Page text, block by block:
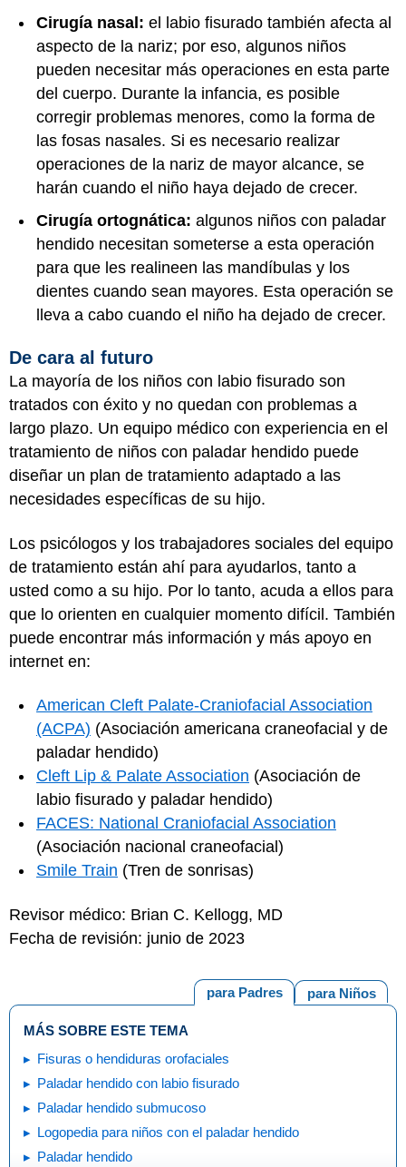
Cirugía nasal: el labio fisurado también afecta al
aspecto de la nariz; por eso, algunos niños
pueden necesitar más operaciones en esta parte
del cuerpo. Durante la infancia, es posible
corregir problemas menores, como la forma de
las fosas nasales. Si es necesario realizar
operaciones de la nariz de mayor alcance, se
harán cuando el niño haya dejado de crecer.
Cirugía ortognática: algunos niños con paladar
hendido necesitan someterse a esta operación
para que les realineen las mandíbulas y los
dientes cuando sean mayores. Esta operación se
lleva a cabo cuando el niño ha dejado de crecer.
De cara al futuro
La mayoría de los niños con labio fisurado son
tratados con éxito y no quedan con problemas a
largo plazo. Un equipo médico con experiencia en el
tratamiento de niños con paladar hendido puede
diseñar un plan de tratamiento adaptado a las
necesidades específicas de su hijo.
Los psicólogos y los trabajadores sociales del equipo
de tratamiento están ahí para ayudarlos, tanto a
usted como a su hijo. Por lo tanto, acuda a ellos para
que lo orienten en cualquier momento difícil. También
puede encontrar más información y más apoyo en
internet en:
American Cleft Palate-Craniofacial Association
(ACPA) (Asociación americana craneofacial y de
paladar hendido)
Cleft Lip & Palate Association (Asociación de
labio fisurado y paladar hendido)
FACES: National Craniofacial Association
(Asociación nacional craneofacial)
Smile Train (Tren de sonrisas)
Revisor médico: Brian C. Kellogg, MD
Fecha de revisión: junio de 2023
para Niños
para Padres
MÁS SOBRE ESTE TEMA
Fisuras o hendiduras orofaciales
Paladar hendido con labio fisurado
Paladar hendido submucoso
Logopedia para niños con el paladar hendido
Paladar hendido